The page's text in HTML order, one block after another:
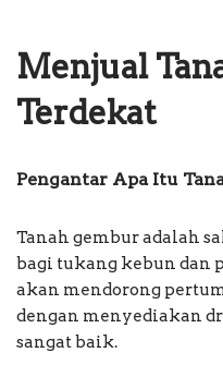
Menjual
Terdekat
Pengantar Apa Itu
Tanah gembur adalah
bagi tukang kebun dan
akan mendorong
dengan menyediakan
sangat baik.